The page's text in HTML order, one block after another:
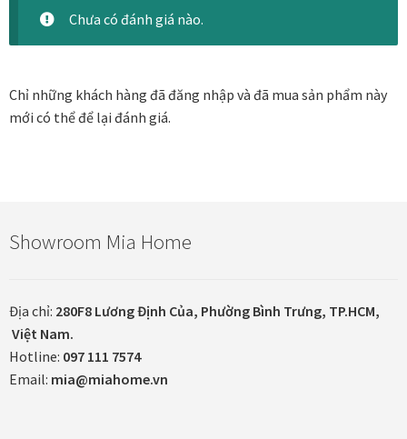
Liên Hoa – Tranh hoa sen sơn mài
Reflections by the River
Tranh ánh kim Collection
Tranh sơn mài Thư Pháp
Trống Đồng Collection
Chưa có đánh giá nào.
Chỉ những khách hàng đã đăng nhập và đã mua sản phẩm này
mới có thể để lại đánh giá.
Showroom Mia Home
Địa chỉ: 280F8 Lương Định Của, Phường Bình Trưng, TP.HCM,
Việt Nam.
Hotline: 097 111 7574
Email: mia@miahome.vn